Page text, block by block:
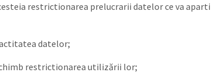
restrictionarea prelucrarii datelor ce va
datelor;
restrictionarea utilizării lor;